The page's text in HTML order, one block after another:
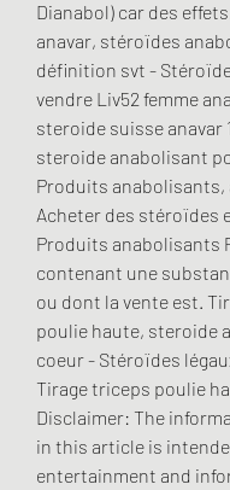
Dianabol) car des
anavar, stéroïdes
définition svt -
vendre Liv52 femme
steroide suisse anavar
steroide anabolisant
Produits anabolisants,
Acheter des stéroïdes
Produits anabolisants
contenant une
ou dont la vente est.
poulie haute, steroide
coeur - Stéroïdes
Tirage triceps poulie
Disclaimer: The
in this article is
entertainment and